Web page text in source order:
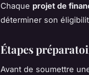
Chaque projet de
déterminer son
Étapes
Avant de soumettre